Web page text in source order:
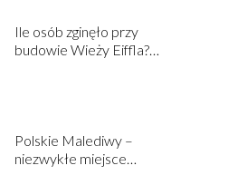
Ile osób zginęło przy
budowie Wieży Eiffla?
Polskie Malediwy –
niezwykłe miejsce